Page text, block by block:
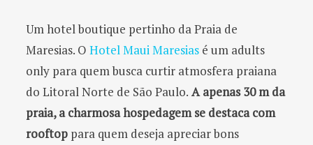
Um hotel boutique pertinho da Praia de
Maresias. O Hotel Maui Maresias é um adults
only para quem busca curtir atmosfera praiana
do Litoral Norte de São Paulo. A apenas 30 m da
praia, a charmosa hospedagem se destaca com
rooftop para quem deseja apreciar bons